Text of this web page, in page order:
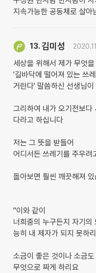
지속가능한 공동체로 살아
13.김미성
세상을 위해서 제가 무엇
'길바닥에 떨어져 있는 쓰
거란다' 말씀하신 선생님
그리하여 내가 오기전보다
다라고 하십니다
저는 그 뜻을 받들어
어디서든 쓰레기를 주우려
돌아보면 훨씬 깨끗해져
"이와 같이
너희중의 누구든지 자기의
능히 내 제자가 되지 못하
소금이 좋은 것이나 소금
무엇으로 짜게 하리요